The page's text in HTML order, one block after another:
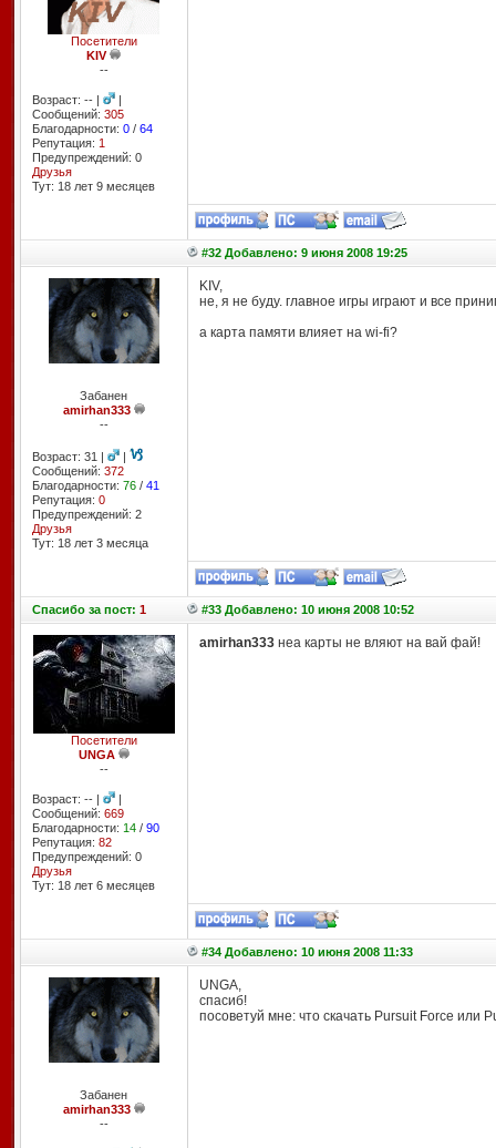
Посетители
KIV
--
Возраст: -- |
|
Сообщений: 305
Благодарности: 0/ 64
Репутация: 1
Предупреждений: 0
Друзья
Тут: 18 лет 9 месяцев
#32 Добавлено: 9 июня 2008 19:25
Забанен
amirhan333
--
Возраст: 31 |
|
Сообщений: 372
Благодарности: 76/ 41
Репутация: 0
Предупреждений: 2
Друзья
Тут: 18 лет 3 месяцa
KIV,
не, я не буду. главное игры играют и все
а карта памяти влияет на wi-fi?
Спасибоза пост: 1 #33 Добавлено: 10 июня 2008 10:52
Посетители
UNGA
--
Возраст: -- |
|
Сообщений: 669
Благодарности: 14/ 90
Репутация: 82
Предупреждений: 0
Друзья
Тут: 18 лет 6 месяцев
amirhan333неа карты не вляют на вай фай!
#34 Добавлено: 10 июня 2008 11:33
Забанен
amirhan333
--
UNGA,
спасиб!
посоветуй мне: что скачать Pursuit Force или